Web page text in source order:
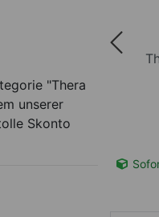
"Thera
unserer
Skonto
€ *